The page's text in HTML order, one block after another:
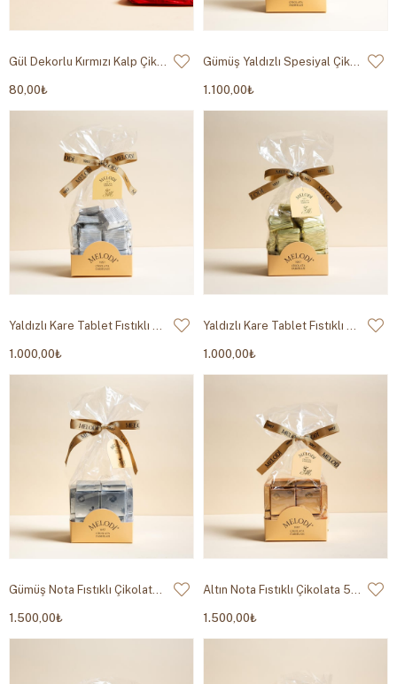
Gül Dekorlu Kırmızı Kalp Çikolata 30g
80,00₺
Gümüş Yaldızlı Spesiyal Çikolata 500g
1.100,00₺
Yaldızlı Kare Tablet Fıstıklı Çikolata Gümüş Yaldız 500g
1.000,00₺
Yaldızlı Kare Tablet Fıstıklı Çikolata Altın Yaldız 500g
1.000,00₺
Gümüş Nota Fıstıklı Çikolata 500g
1.500,00₺
Altın Nota Fıstıklı Çikolata 500g
1.500,00₺